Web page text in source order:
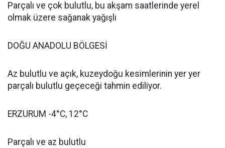
Parçalı ve çok bulutlu, bu akşam saatlerinde yerel
olmak üzere sağanak yağışlı
DOĞU ANADOLU BÖLGESİ
Az bulutlu ve açık, kuzeydoğu kesimlerinin yer yer
parçalı bulutlu geçeceği tahmin ediliyor.
ERZURUM -4°C, 12°C
Parçalı ve az bulutlu